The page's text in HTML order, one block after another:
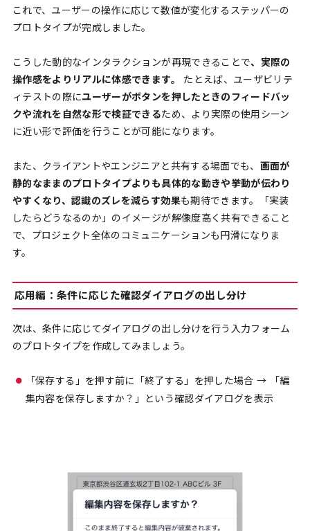
これで、ユーザーの操作に応じて数値が変化するステッパーの
プロトタイプが完成しました。
こうした動的なインタラクションが再現できることで、実際の
操作感をよりリアルに体感できます。
たとえば、ユーザビリテ
ィテストの際にユーザーがボタンを押したときのフィードバッ
クや流れを自然な形で検証できるため、より実際の使用シーン
に近い形で評価を行うことが可能になります。
また、クライアントやエンジニアと共有する場面でも、 画面が
静的なままのプロトタイプよりも具体的な動きや挙動が伝わり
やすくなり、認識のズレを減らす効果も期待できます。「実装
したらどうなるのか」のイメージが解像度高く共有できること
で、プロジェクト全体のコミュニケーションも円滑になりま
す。
応用編：条件に応じた確認ダイアログの出し分け
次は、条件に応じてダイアログの出し分けを行う入力フォーム
のプロトタイプを作成してみましょう。
「保存する」を押す前に「終了する」を押した場合 → 「編
集内容を保存しますか？」という確認ダイアログを表示